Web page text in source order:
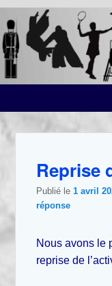
Reprise
Publié le 1 avril
réponse
Nous avons le
reprise de